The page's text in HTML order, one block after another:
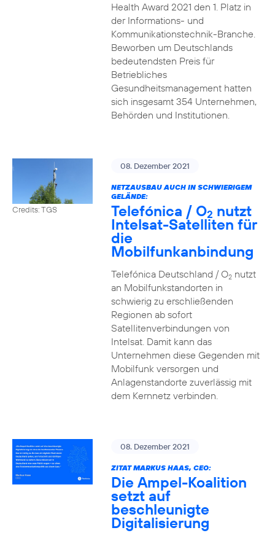
Health Award 2021 den 1. Platz in
der Informations- und
Kommunikationstechnik-Branche.
Beworben um Deutschlands
bedeutendsten Preis für
Betriebliches
Gesundheitsmanagement hatten
sich insgesamt 354 Unternehmen,
Behörden und Institutionen.
Credits: TGS
08. Dezember 2021
NETZAUSBAU AUCH IN SCHWIERIGEM
GELÄNDE:
Telefónica / O2 nutzt
Intelsat-Satelliten für
die
Mobilfunkanbindung
Telefónica Deutschland / O2nutzt
an Mobilfunkstandorten in
schwierig zu erschließenden
Regionen ab sofort
Satellitenverbindungen von
Intelsat. Damit kann das
Unternehmen diese Gegenden mit
Mobilfunk versorgen und
Anlagenstandorte zuverlässig mit
dem Kernnetz verbinden.
08. Dezember 2021
ZITAT MARKUS HAAS, CEO:
Die Ampel-Koalition
setzt auf
beschleunigte
Digitalisierung